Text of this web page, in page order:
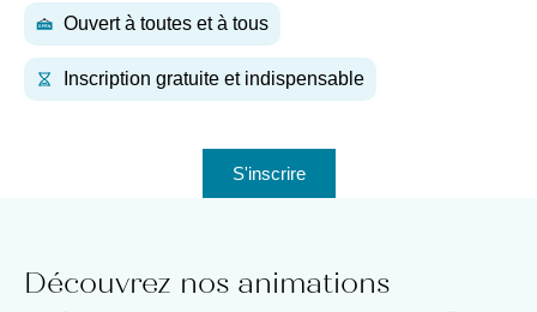
Ouvert à toutes et à tous
Inscription gratuite et indispensable
S'inscrire
Découvrez nos animations